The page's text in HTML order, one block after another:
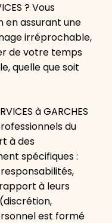
? Vous
en assurant une
irréprochable,
de votre temps
quelle que soit
à GARCHES
du
à des
spécifiques :
à leurs
est formé